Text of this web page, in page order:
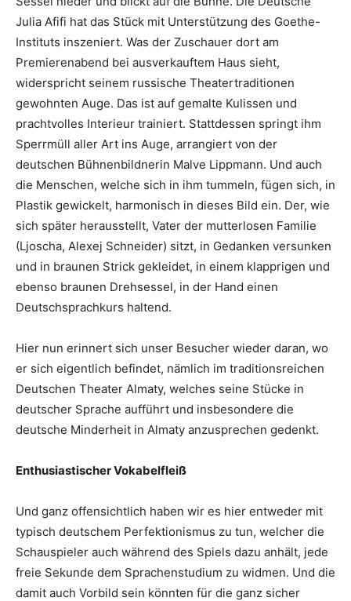
Julia Afifi hat das Stück mit Unterstützung des Goethe-
Instituts inszeniert. Was der Zuschauer dort am
Premierenabend bei ausverkauftem Haus sieht,
widerspricht seinem russische Theatertraditionen
gewohnten Auge. Das ist auf gemalte Kulissen und
prachtvolles Interieur trainiert. Stattdessen springt ihm
Sperrmüll aller Art ins Auge, arrangiert von der
deutschen Bühnenbildnerin Malve Lippmann. Und auch
die Menschen, welche sich in ihm tummeln, fügen sich, in
Plastik gewickelt, harmonisch in dieses Bild ein. Der, wie
sich später herausstellt, Vater der mutterlosen Familie
(Ljoscha, Alexej Schneider) sitzt, in Gedanken versunken
und in braunen Strick gekleidet, in einem klapprigen und
ebenso braunen Drehsessel, in der Hand einen
Deutschsprachkurs haltend.
Hier nun erinnert sich unser Besucher wieder daran, wo
er sich eigentlich befindet, nämlich im traditionsreichen
Deutschen Theater Almaty, welches seine Stücke in
deutscher Sprache aufführt und insbesondere die
deutsche Minderheit in Almaty anzusprechen gedenkt.
Enthusiastischer Vokabelfleiß
Und ganz offensichtlich haben wir es hier entweder mit
typisch deutschem Perfektionismus zu tun, welcher die
Schauspieler auch während des Spiels dazu anhält, jede
freie Sekunde dem Sprachenstudium zu widmen. Und die
damit auch Vorbild sein könnten für die ganz sicher